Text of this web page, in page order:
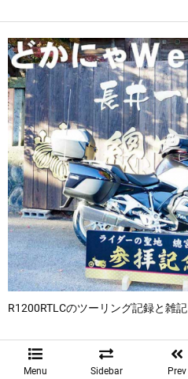
R1200RTLCのツーリング記録と雑記
Menu Sidebar Prev